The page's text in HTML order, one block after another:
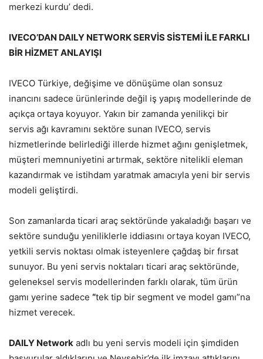
merkezi kurdu’ dedi.
IVECO’DAN DAILY NETWORK SERVİS SİSTEMİ İLE FARKLI
BİR HİZMET ANLAYIŞI
IVECO Türkiye, değişime ve dönüşüme olan sonsuz
inancını sadece ürünlerinde değil iş yapış modellerinde de
açıkça ortaya koyuyor. Yakın bir zamanda yenilikçi bir
servis ağı kavramını sektöre sunan IVECO, servis
hizmetlerinde belirlediği illerde hizmet ağını genişletmek,
müşteri memnuniyetini artırmak, sektöre nitelikli eleman
kazandırmak ve istihdam yaratmak amacıyla yeni bir servis
modeli geliştirdi.
Son zamanlarda ticari araç sektöründe yakaladığı başarı ve
sektöre sunduğu yeniliklerle iddiasını ortaya koyan IVECO,
yetkili servis noktası olmak isteyenlere çağdaş bir fırsat
sunuyor. Bu yeni servis noktaları ticari araç sektöründe,
geleneksel servis modellerinden farklı olarak, tüm ürün
gamı yerine sadece “tek tip bir segment ve model gamı”na
hizmet verecek.
DAILY Network adlı bu yeni servis modeli için şimdiden